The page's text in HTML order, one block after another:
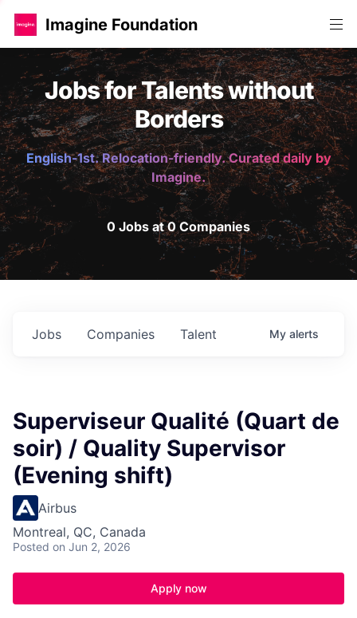
Imagine Foundation
Jobs for Talents without
Borders
English-1st. Relocation-friendly. Curated daily by
Imagine.
0 Jobs at 0 Companies
Jobs Companies Talent My alerts
Superviseur Qualité (Quart de
soir) / Quality Supervisor
(Evening shift)
Airbus
Montreal, QC, Canada
Posted on Jun 2, 2026
Apply now